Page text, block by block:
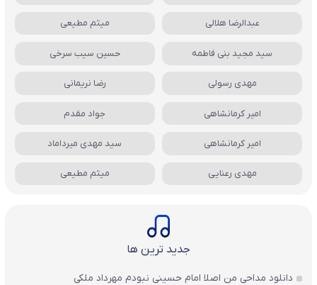
عبدالرضا هلالی میثم مطیعی
سید مجید بنی فاطمه حسین سیب سرخی
مهدی رسولی رضا نریمانی
امیر کرمانشاهی جواد مقدم
امیر کرمانشاهی سید مهدی میرداماد
مهدی رعنایی میثم مطیعی
جدید ترین ها
دانلود مداحی من اصلا امام حسینی نبودم مهرداد ملکی